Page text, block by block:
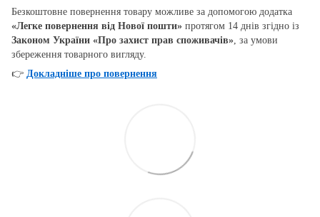
Безкоштовне повернення товару можливе за допомогою додатка
«Легке повернення від Нової пошти» протягом 14 днів згідно із
Законом України «Про захист прав споживачів» , за умови
збереження товарного вигляду.
👉 Докладніше про повернення